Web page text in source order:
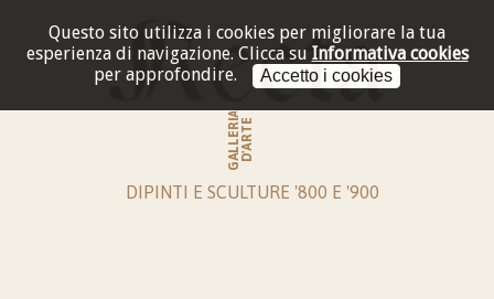
Questo sito utilizza i cookies per migliorare la tua
esperienza di navigazione. Clicca su Informativa cookies
per approfondire.
Accetto i cookies
GALLERIAD'ARTE
DIPINTI E SCULTURE '800 E '900